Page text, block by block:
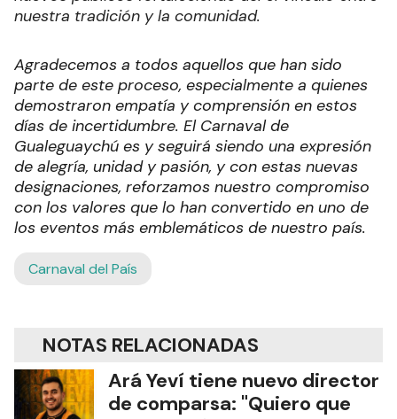
nuestra tradición y la comunidad.
Agradecemos a todos aquellos que han sido
parte de este proceso, especialmente a quienes
demostraron empatía y comprensión en estos
días de incertidumbre. El Carnaval de
Gualeguaychú es y seguirá siendo una expresión
de alegría, unidad y pasión, y con estas nuevas
designaciones, reforzamos nuestro compromiso
con los valores que lo han convertido en uno de
los eventos más emblemáticos de nuestro país.
Carnaval del País
NOTAS RELACIONADAS
Ará Yeví tiene nuevo director
de comparsa: "Quiero que